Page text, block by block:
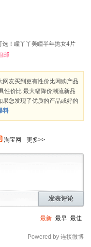
选！瞳丫丫美瞳半年抛女4片
邮
友买到更有性价比网购产品
性价比 最大幅降价潮流新品
果您发现了优质的产品或好的
料
淘宝网 更多>>
发表评论
最新 最早 最佳
Powered by 连接微博